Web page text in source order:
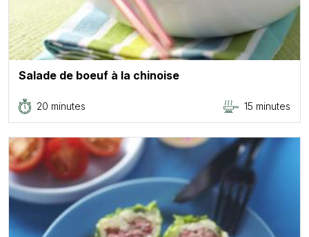
Salade de boeuf à la chinoise
20 minutes 15 minutes